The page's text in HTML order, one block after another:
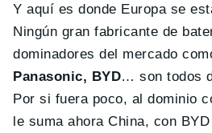
Y aquí es donde Europa se
Ningún gran fabricante de
dominadores del mercado
Panasonic, BYD… son todos
Por si fuera poco, al dominio
le suma ahora China, con